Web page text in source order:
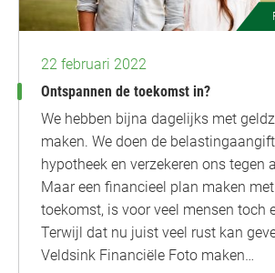
22 februari 2022
Ontspannen de toekomst in?
We hebben bijna dagelijks met
maken. We doen de
hypotheek en verzekeren ons tegen
Maar een financieel plan maken
toekomst, is voor veel mensen toch
Terwijl dat nu juist veel rust kan
Veldsink Financiële Foto maken…